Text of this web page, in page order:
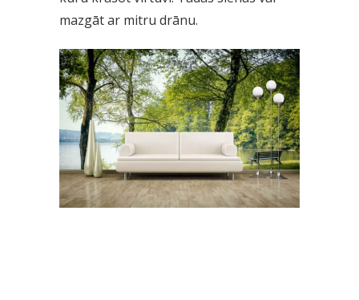
mazgāt ar mitru drānu.